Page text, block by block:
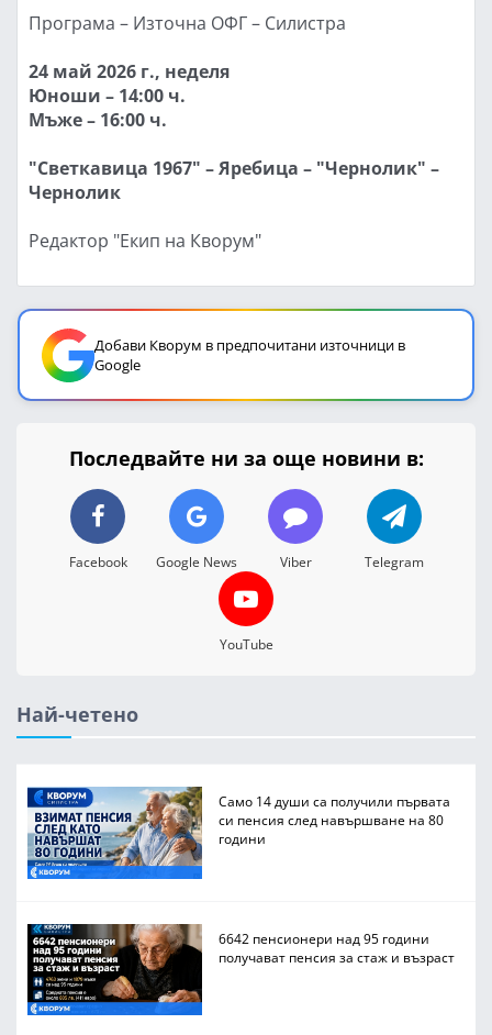
Програма – Източна ОФГ – Силистра
24 май 2026 г., неделя
Юноши – 14:00 ч.
Мъже – 16:00 ч.
"Светкавица 1967" – Яребица – "Чернолик" –
Чернолик
Редактор "Екип на Кворум"
Добави Кворум в предпочитани източници в
Google
Последвайте ни за още новини в:
Facebook Google News Viber Telegram
YouTube
Най-четено
Само 14 души са получили първата
си пенсия след навършване на 80
години
6642 пенсионери над 95 години
получават пенсия за стаж и възраст